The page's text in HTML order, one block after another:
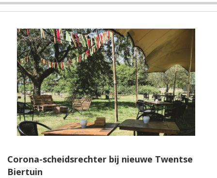
Corona-scheidsrechter bij nieuwe Twentse
Biertuin